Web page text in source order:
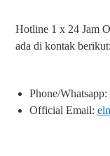
Hotline 1 x 24 Jam
ada di kontak berikut:
Phone/Whatsapp:
Official Email: